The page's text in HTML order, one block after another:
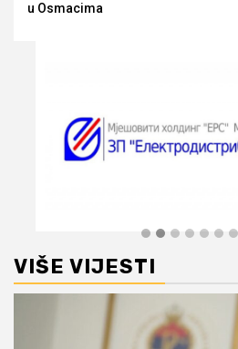
u Osmacima
VIŠE VIJESTI